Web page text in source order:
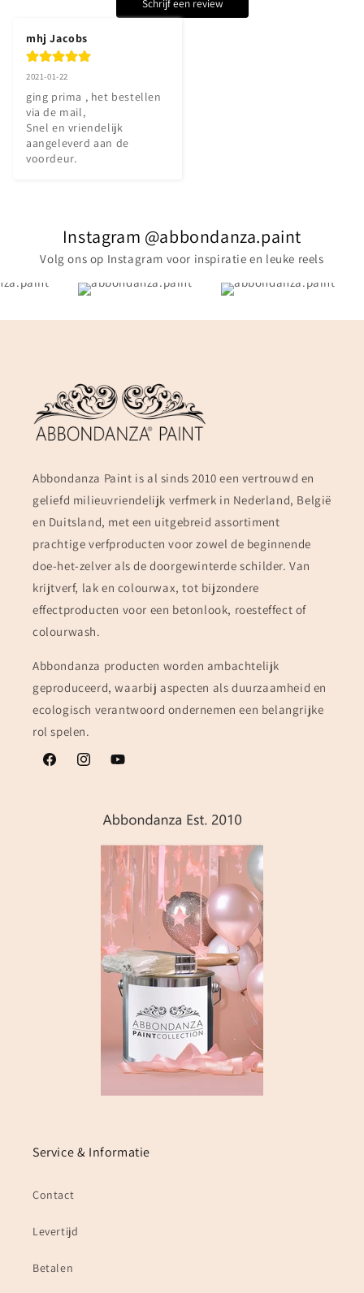
Schrijf een review
mhj Jacobs
2021-01-22
ging prima , het bestellen
via de mail,
Snel en vriendelijk
aangeleverd aan de
voordeur.
Instagram @abbondanza.paint
Volg ons op Instagram voor inspiratie en leuke reels
Abbondanza Paint is al sinds 2010 een vertrouwd en
geliefd milieuvriendelijk verfmerk in Nederland, België
en Duitsland, met een uitgebreid assortiment
prachtige verfproducten voor zowel de beginnende
doe-het-zelver als de doorgewinterde schilder. Van
krijtverf, lak en colourwax, tot bijzondere
effectproducten voor een betonlook, roesteffect of
colourwash.
Abbondanza producten worden ambachtelijk
geproduceerd, waarbij aspecten als duurzaamheid en
ecologisch verantwoord ondernemen een belangrijke
rol spelen.
FacebookInstagramYouTube
Service & Informatie
Contact
Levertijd
Betalen